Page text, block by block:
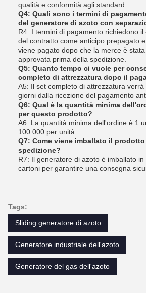
qualità e conformità agli standard.
Q4: Quali sono i termini di
del generatore di azoto con
R4: I termini di pagamento richiedono
del contratto come anticipo prepagato
viene pagato dopo che la merce è
approvata prima della spedizione.
Q5: Quanto tempo ci vuole per
completo di attrezzatura dopo il
A5: Il set completo di attrezzatura
giorni dalla ricezione del pagamento
Q6: Qual è la quantità minima
per questo prodotto?
A6: La quantità minima dell'ordine è 1
100.000 per unità.
Q7: Come viene imballato il
spedizione?
R7: Il generatore di azoto è imballato
cartoni per garantire una consegna
Tags:
Sliding generatore di azoto
Generatore industriale dell'azoto
Generatore del gas dell'azoto